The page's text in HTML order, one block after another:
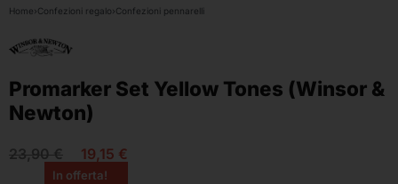
Home›Confezioni regalo›Confezioni pennarelli
Promarker Set Yellow Tones (Winsor &
Newton)
23,90€ 19,15 €
In offerta!